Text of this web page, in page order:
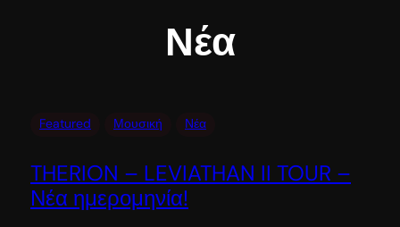
Νέα
Featured Μουσική Νέα
THERION – LEVIATHAN II TOUR –
Νέα ημερομηνία!